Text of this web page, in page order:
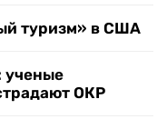
туризм» в США
ученые
ОКР